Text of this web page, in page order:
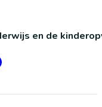
en de